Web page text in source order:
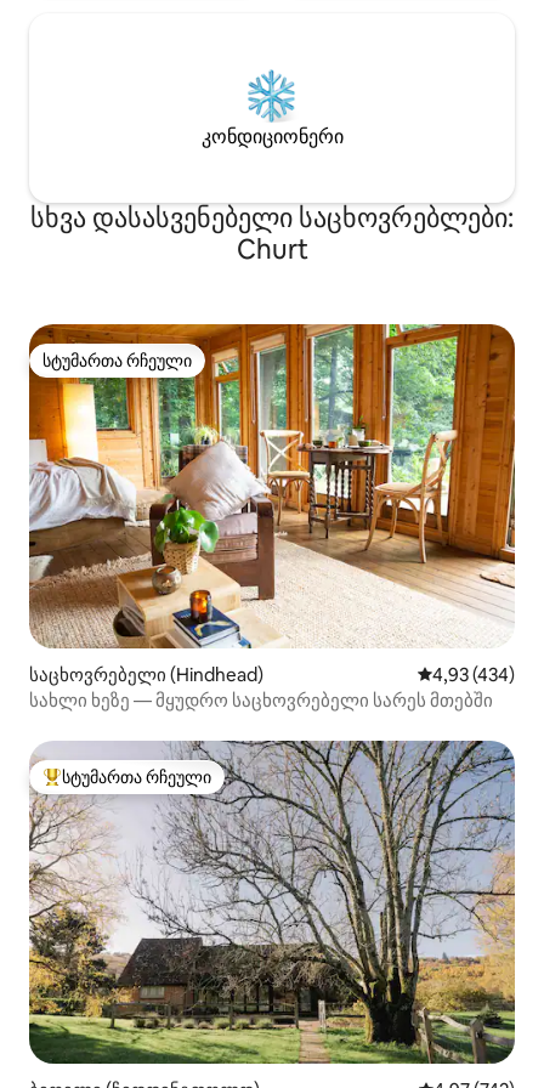
კონდიციონერი
სხვა დასასვენებელი საცხოვრებლები:
Churt
სტუმართა რჩეული
სტუმართა რჩეული
საცხოვრებელი (Hindhead) საშუალო
4,93 (434)
სახლი ხეზე — მყუდრო საცხოვრებელი სარეს მთებში
სტუმართა რჩეული მოწინავე ვარიანტი
სტუმართა რჩეული